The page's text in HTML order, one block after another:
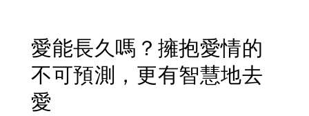
愛能長久嗎？擁抱愛情的
不可預測，更有智慧地去
愛